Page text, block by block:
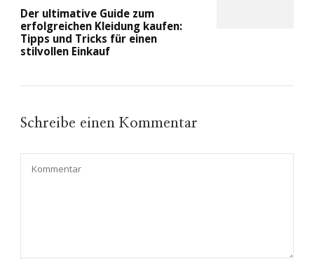
Der ultimative Guide zum
erfolgreichen Kleidung kaufen:
Tipps und Tricks für einen
stilvollen Einkauf
Schreibe einen Kommentar